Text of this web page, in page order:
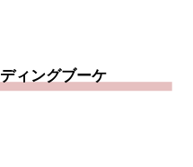
ィングブーケ